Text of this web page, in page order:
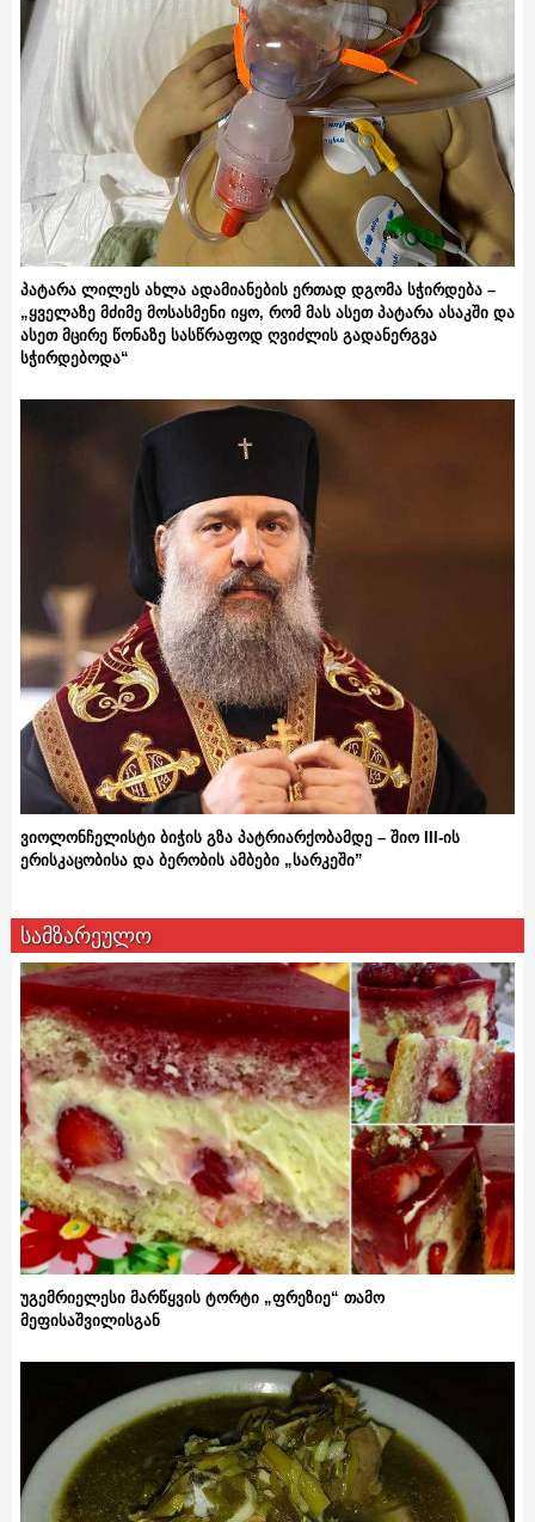
პატარა ლილეს ახლა ადამიანების ერთად დგომა სჭირდება –
„ყველაზე მძიმე მოსასმენი იყო, რომ მას ასეთ პატარა ასაკში და
ასეთ მცირე წონაზე სასწრაფოდ ღვიძლის გადანერგვა
სჭირდებოდა“
ვიოლონჩელისტი ბიჭის გზა პატრიარქობამდე – შიო III-ის
ერისკაცობისა და ბერობის ამბები „სარკეში”
სამზარეულო
უგემრიელესი მარწყვის ტორტი „ფრეზიე“ თამო
მეფისაშვილისგან